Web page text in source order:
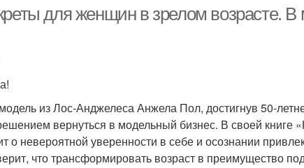
для женщин в зрелом возрасте.
из Лос-Анджелеса Анжела Пол, достигнув 50-
вернуться в модельный бизнес. В своей книге
о невероятной уверенности в себе и осознании
что трансформировать возраст в преимущество